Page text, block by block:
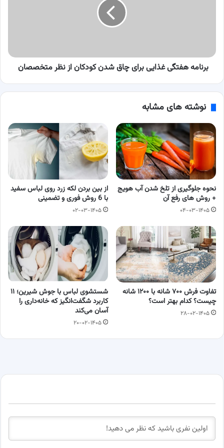
نظر
متخصصان
برنامه هفتگی غذایی برای چاق شدن کودکان از نظر متخصصان
نوشته های مشابه
نحوه جلوگیری از تلخ شدن آب هویج
+ روش های رفع آن
۰۴-۰۳-۱۴۰۵
از بین بردن لکه زرد روی لباس سفید
با 6 روش فوری و تضمینی
۰۲-۰۳-۱۴۰۵
تفاوت فرش ۷۰۰ شانه با ۱۲۰۰ شانه
چیست؟ کدام بهتر است؟
۲۸-۰۲-۱۴۰۵
شستشوی لباس با جوش شیرین؛ ۱۱
کاربرد شگفت‌انگیز که خانه‌داری را
آسان می‌کند
۲۰-۰۲-۱۴۰۵